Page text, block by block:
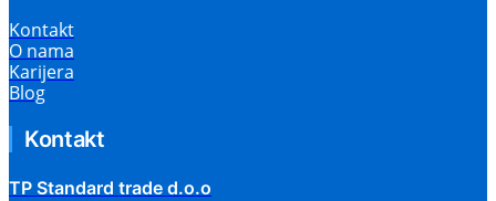
Kontakt
O nama
Karijera
Blog
Kontakt
TP Standard trade d.o.o